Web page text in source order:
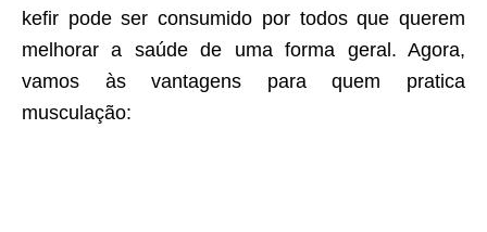
kefir pode ser consumido por todos que querem
melhorar a saúde de uma forma geral. Agora,
vamos às vantagens para quem pratica
musculação: